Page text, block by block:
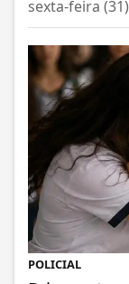
sexta-feira
POLICIAL